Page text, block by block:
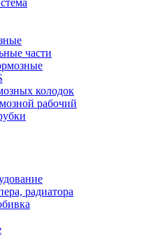
части
колодок
рабочий
радиатора